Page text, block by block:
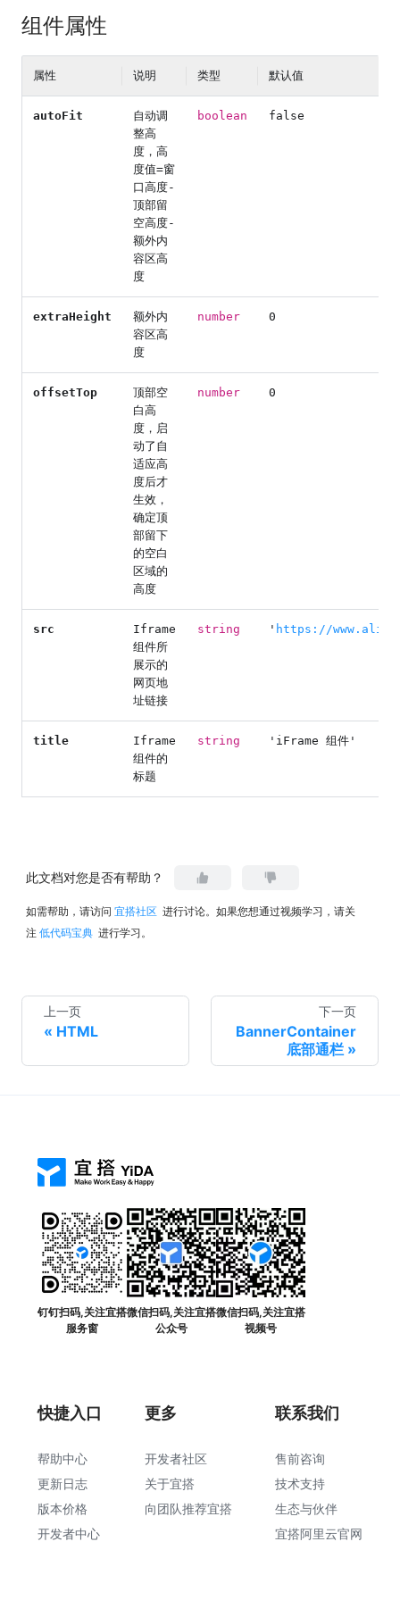
组件属性
属性 说明 类型 默认值
autoFit
自动调
整高
度，高
度值=窗
口高度-
顶部留
空高度-
额外内
容区高
度
boolean false
extraHeight
额外内
容区高
度
number 0
offsetTop
顶部空
白高
度，启
动了自
适应高
度后才
生效，
确定顶
部留下
的空白
区域的
高度
number 0
src
Iframe
组件所
展示的
网页地
址链接
string ' https://
title
Iframe
组件的
标题
string 'iFrame 组件'
此文档对您是否有帮助？
如需帮助，请访问 宜搭社区 进行讨论。如果您想通过视频学习，请关
注 低代码宝典 进行学习。
上一页
HTML
下一页
BannerContainer
底部通栏
钉钉扫码,关注宜搭
服务窗
微信扫码,关注宜搭
公众号
微信扫码,关注宜搭
视频号
快捷入口
帮助中心
更新日志
版本价格
开发者中心
更多
开发者社区
关于宜搭
向团队推荐宜搭
联系我们
售前咨询
技术支持
生态与伙伴
宜搭阿里云官网